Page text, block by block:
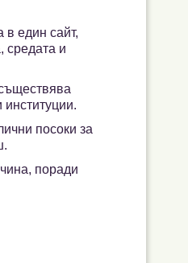
в един сайт,
средата и
посоки за
поради